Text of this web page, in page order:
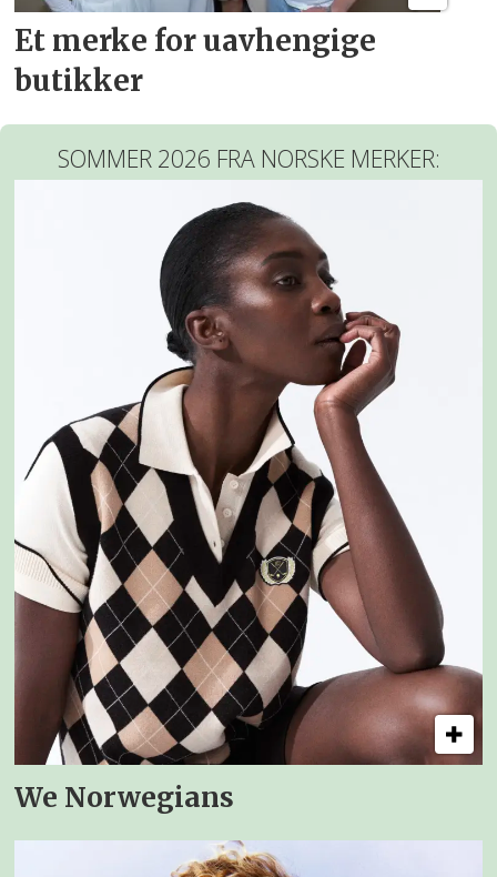
Et merke for uavhengige
butikker
SOMMER 2026 FRA NORSKE MERKER:
We Norwegians